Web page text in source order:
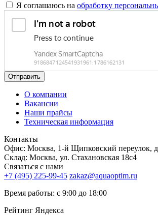
Я соглашаюсь на обработку
Отправить
О компании
Вакансии
Наши прайсы
Техническая информация
Контакты
Офис: Москва, 1-й Щипковский переулок,
Склад: Москва, ул. Стахановская 18с4
Связаться с нами
+7 (495) 225-99-45 zakaz@aquaoptim.ru
Время работы: с 9:00 до 18:00
Рейтинг Яндекса